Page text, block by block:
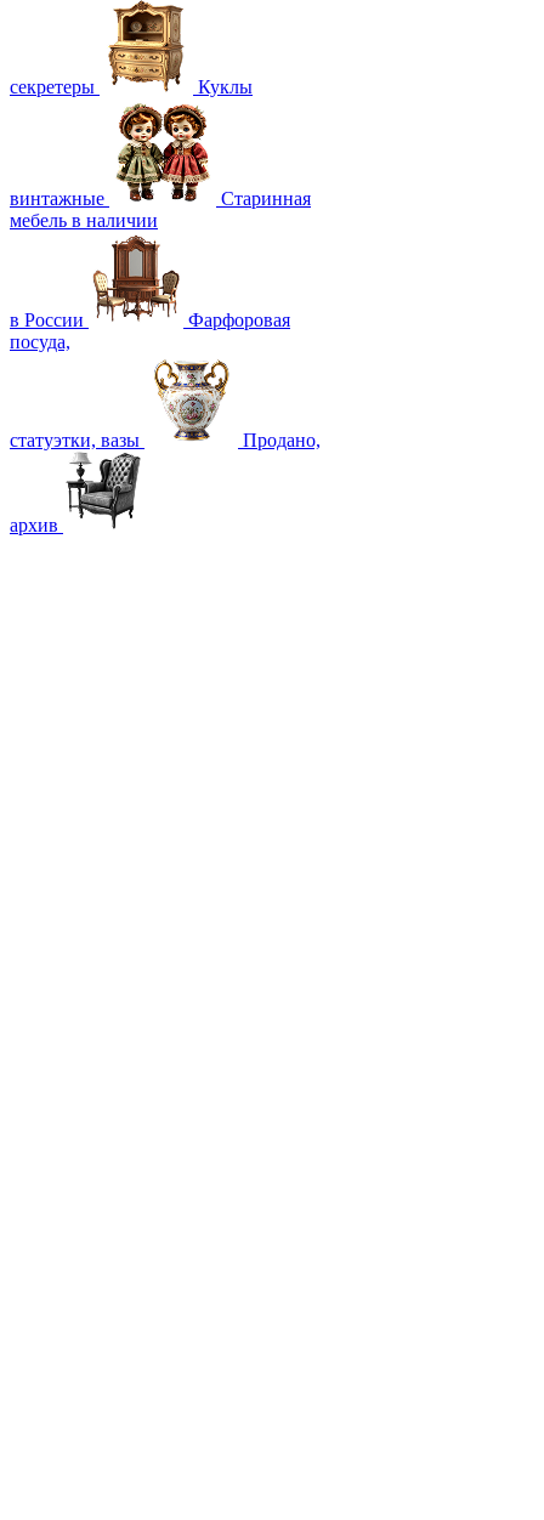
секретеры Куклы
винтажные
Старинная
мебель в наличии
в России
Фарфоровая
посуда,
статуэтки, вазы Продано,
архив